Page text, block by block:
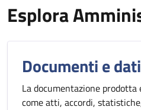
Esplora
Documenti e dati
La documentazione prodotta
come atti, accordi,